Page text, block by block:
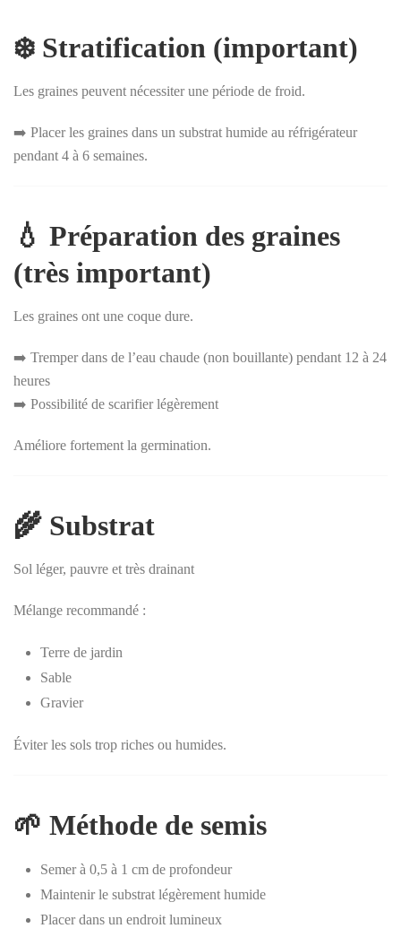
❄️ Stratification (important)
Les graines peuvent nécessiter une période de froid.
➡️ Placer les graines dans un substrat humide au réfrigérateur
pendant 4 à 6 semaines.
💧 Préparation des graines
(très important)
Les graines ont une coque dure.
➡️ Tremper dans de l’eau chaude (non bouillante) pendant 12 à 24
heures
➡️ Possibilité de scarifier légèrement
Améliore fortement la germination.
🌾 Substrat
Sol léger, pauvre et très drainant
Mélange recommandé :
Terre de jardin
Sable
Gravier
Éviter les sols trop riches ou humides.
🌱 Méthode de semis
Semer à 0,5 à 1 cm de profondeur
Maintenir le substrat légèrement humide
Placer dans un endroit lumineux